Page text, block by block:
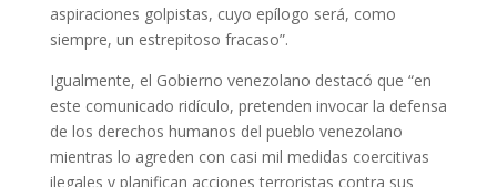
aspiraciones golpistas, cuyo epílogo será, como
siempre, un estrepitoso fracaso”.
Igualmente, el Gobierno venezolano destacó que “en
este comunicado ridículo, pretenden invocar la defensa
de los derechos humanos del pueblo venezolano
mientras lo agreden con casi mil medidas coercitivas
ilegales y planifican acciones terroristas contra sus